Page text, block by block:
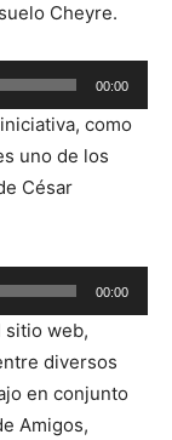
Cheyre.
00:00
como
uno de los
César
00:00
sitio web,
diversos
en conjunto
Amigos,